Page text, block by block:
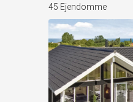
45 Ejendomme